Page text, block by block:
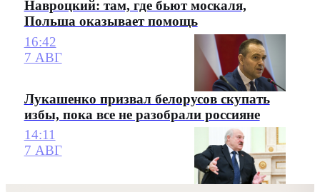
Навроцкий: там, где бьют москаля,
Польша оказывает помощь
16:42
7 АВГ
Лукашенко призвал белорусов скупать
избы, пока все не разобрали россияне
14:11
7 АВГ